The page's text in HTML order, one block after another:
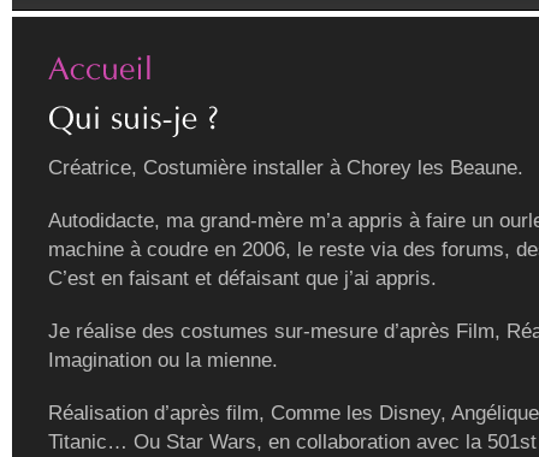
Créatrice, Costumière installer à Chorey les Beaune.
Autodidacte, ma grand-mère m’a appris à faire un
machine à coudre en 2006, le reste via des forums,
C’est en faisant et défaisant que j’ai appris.
Je réalise des costumes sur-mesure d’après Film,
Imagination ou la mienne.
Réalisation d’après film, Comme les Disney,
Titanic… Ou Star Wars, en collaboration avec la